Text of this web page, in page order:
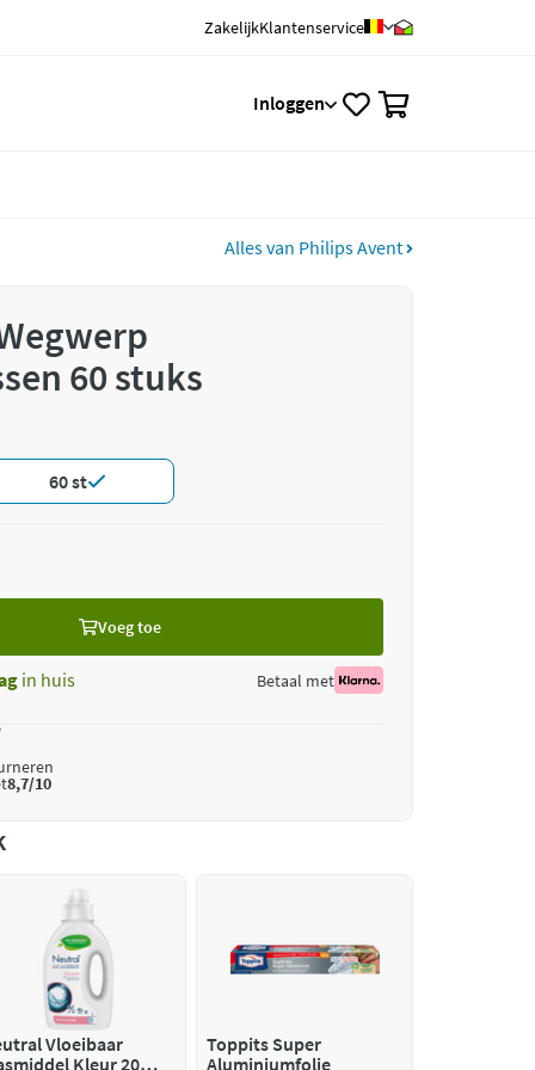
ZakelijkKlantenservice
Inloggen
Alles van Philips Avent
60 stuks
60 st
Voeg toe
in huis Betaal met
8,7/10
Vloeibaar
Kleur 20
Toppits Super
Aluminiumfolie